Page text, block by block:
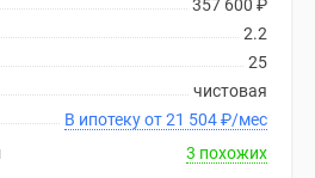
357 600 ₽
2.2
25
чистовая
В ипотеку от 21 504₽/мес
3 похожих